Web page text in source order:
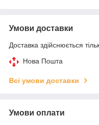
Умови доставки
Доставка здійснюється
Нова Пошта
Всі умови доставки
Умови оплати